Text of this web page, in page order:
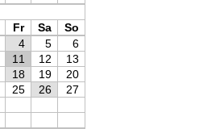
Fr Sa
So
4 5
6
11 12
13
18 19
20
25 26
27